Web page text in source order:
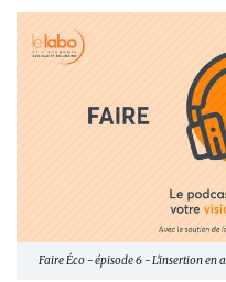
Faire Éco - épisode 6 - L'insertion en